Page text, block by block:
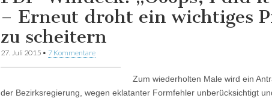
– Erneut droht ein wichtiges
zu scheitern
27. Juli 2015 • 7 Kommentare
Zum wiederholten Male wird ein
der Bezirksregierung, wegen eklatanter Formfehler unberücksichtigt